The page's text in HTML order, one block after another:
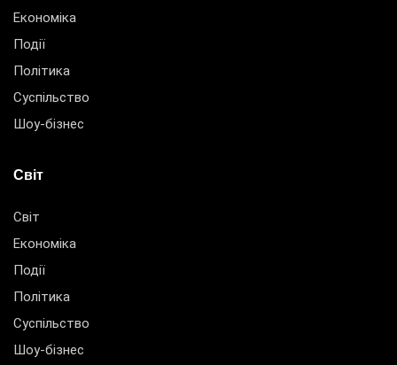
Економіка
Події
Політика
Суспільство
Шоу-бізнес
Світ
Світ
Економіка
Події
Політика
Суспільство
Шоу-бізнес